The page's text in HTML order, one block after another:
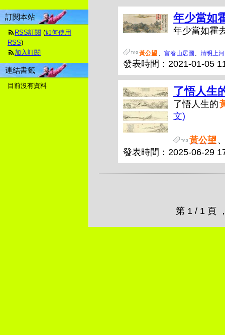
年少當如
年少當如霍
黃公望 富春山居圖 清明上
發表時間：2021-01-05
了悟人生
了悟人生的
文)
黃公望
發表時間：2025-06-29
第 1 / 1
訂閱本站
RSS訂閱 (如何使用
RSS)
加入訂閱
連結書籤
目前沒有資料